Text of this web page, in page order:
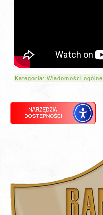
Kategoria:Wiadomości ogólne